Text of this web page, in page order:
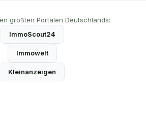
größten Portalen Deutschlands:
ImmoScout24
Immowelt
Kleinanzeigen